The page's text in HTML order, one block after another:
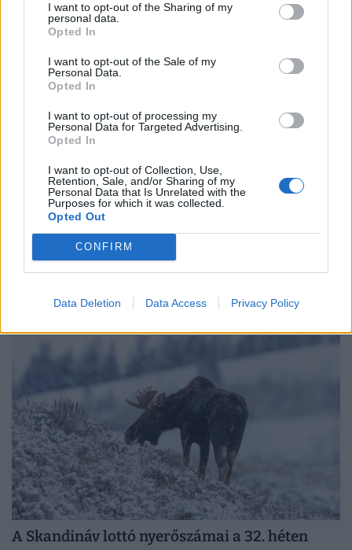
I want to opt-out of the Sharing of my
personal data.
Opted In
I want to opt-out of the Sale of my
Personal Data.
Opted In
I want to opt-out of processing my
Personal Data for Targeted Advertising.
Opted In
I want to opt-out of Collection, Use,
Retention, Sale, and/or Sharing of my
Personal Data that Is Unrelated with the
Purposes for which it was collected.
Opted Out
CONFIRM
Data Deletion Data Access Privacy Policy
érkeznek repülővel utazók Budapestre a Sziget Fesztivál
idején,
A Hatoslottó nyerőszámai a 32. héten,
csütörtökön
hatoslottó csütörtöki sorsolásán?
A Skandináv lottó nyerőszámai a 32. héten